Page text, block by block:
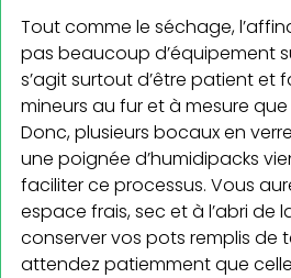
Tout comme le séchage,
pas beaucoup d’équipement
s’agit surtout d’être patient et
mineurs au fur et à mesure
Donc, plusieurs bocaux en
une poignée d’humidipacks
faciliter ce processus. Vous
espace frais, sec et à l’abri de
conserver vos pots remplis de
attendez patiemment que